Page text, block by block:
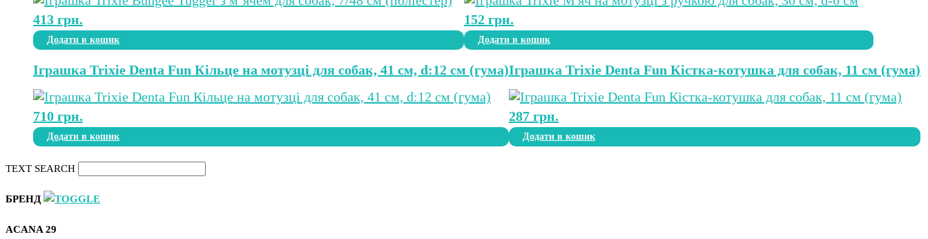
413 грн.
Додати в кошик
152 грн.
Додати в кошик
Іграшка Trixie Denta Fun Кільце на мотузці для собак, 41 см, d:12 см (гума)
710 грн.
Додати в кошик
Іграшка Trixie Denta Fun Кістка-котушка для собак, 11 см (гума)
287 грн.
Додати в кошик
TEXT SEARCH
БРЕНД
ACANA29